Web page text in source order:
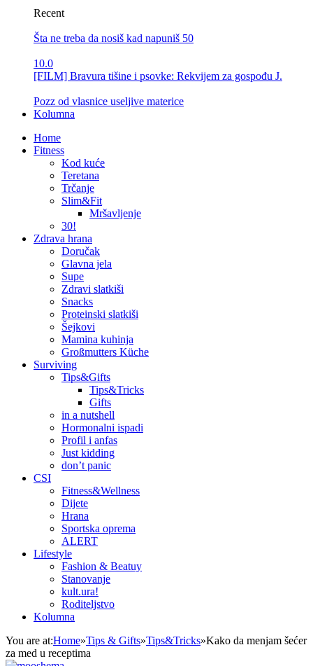
Recent
Šta ne treba da nosiš kad napuniš 50
10.0
[FILM] Bravura tišine i psovke: Rekvijem za gospođu J.
Pozz od vlasnice useljive materice
Kolumna
Home
Fitness
Kod kuće
Teretana
Trčanje
Slim&Fit
Mršavljenje
30!
Zdrava hrana
Doručak
Glavna jela
Supe
Zdravi slatkiši
Snacks
Proteinski slatkiši
Šejkovi
Mamina kuhinja
Großmutters Küche
Surviving
Tips&Gifts
Tips&Tricks
Gifts
in a nutshell
Hormonalni ispadi
Profil i anfas
Just kidding
don’t panic
CSI
Fitness&Wellness
Dijete
Hrana
Sportska oprema
ALERT
Lifestyle
Fashion & Beatuy
Stanovanje
kult.ura!
Roditeljstvo
Kolumna
You are at:Home»Tips & Gifts»Tips&Tricks»Kako da menjam šećer
za med u receptima